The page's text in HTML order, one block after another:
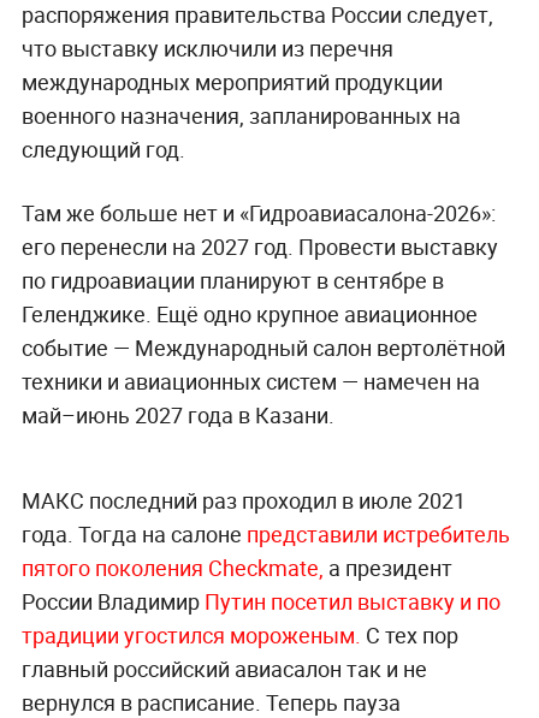
распоряжения правительства России следует,
что выставку исключили из перечня
международных мероприятий продукции
военного назначения, запланированных на
следующий год.
Там же больше нет и «Гидроавиасалона-2026»:
его перенесли на 2027 год. Провести выставку
по гидроавиации планируют в сентябре в
Геленджике. Ещё одно крупное авиационное
событие — Международный салон вертолётной
техники и авиационных систем — намечен на
май–июнь 2027 года в Казани.
МАКС последний раз проходил в июле 2021
года. Тогда на салоне представили истребитель
пятого поколения Checkmate, а президент
России Владимир Путин посетил выставку и по
традиции угостился мороженым. С тех пор
главный российский авиасалон так и не
вернулся в расписание. Теперь пауза